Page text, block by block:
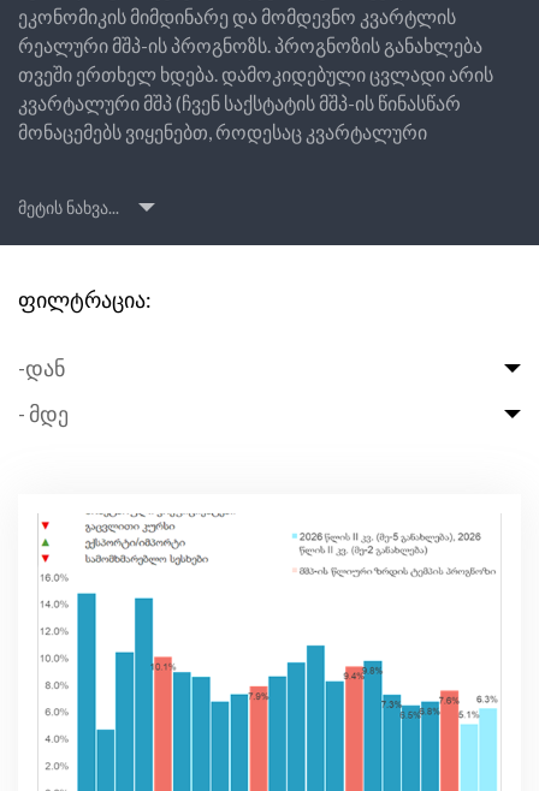
ეკონომიკის მიმდინარე და მომდევნო კვარტლის
რეალური მშპ-ის პროგნოზს. პროგნოზის განახლება
თვეში ერთხელ ხდება. დამოკიდებული ცვლადი არის
კვარტალური მშპ (ჩვენ საქსტატის მშპ-ის წინასწარ
მონაცემებს ვიყენებთ, როდესაც კვარტალური
მეტის ნახვა...
ფილტრაცია:
-დან
- მდე